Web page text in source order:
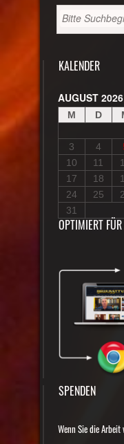
KALENDER
AUGUST 2026
M D
3
4
10
11
17
18
24
25
31
OPTIMIERT FÜR
SPENDEN
Wenn Sie die